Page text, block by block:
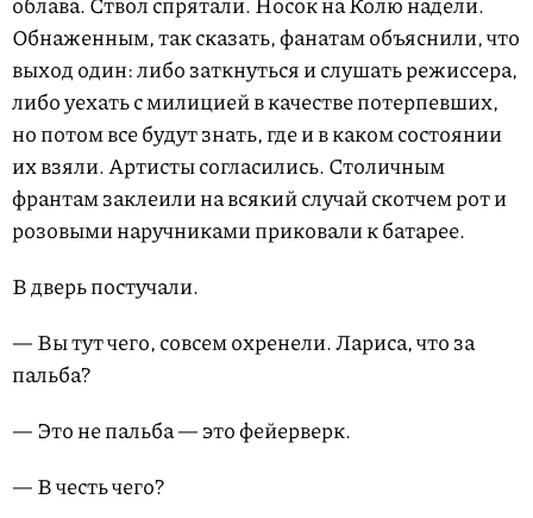
Обнаженным, так сказать, фанатам объяснили, что
выход один: либо заткнуться и слушать режиссера,
либо уехать с милицией в качестве потерпевших,
но потом все будут знать, где и в каком состоянии
их взяли. Артисты согласились. Столичным
франтам заклеили на всякий случай скотчем рот и
розовыми наручниками приковали к батарее.
В дверь постучали.
— Вы тут чего, совсем охренели. Лариса, что за
пальба?
— Это не пальба — это фейерверк.
— В честь чего?